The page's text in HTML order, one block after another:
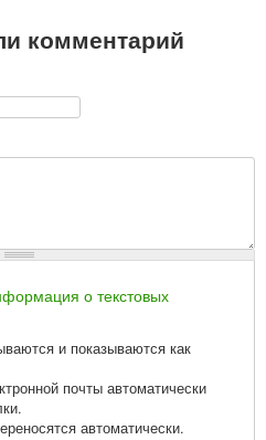
комментарий
о текстовых
и показываются как
почты автоматически
автоматически.